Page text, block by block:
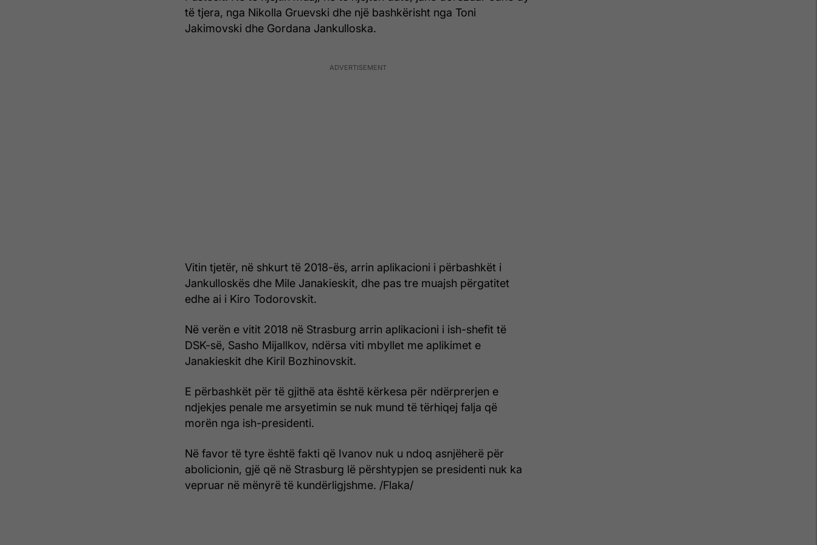
të tjera, nga Nikolla Gruevski dhe një bashkërisht nga Toni
Jakimovski dhe Gordana Jankulloska.
Vitin tjetër, në shkurt të 2018-ës, arrin aplikacioni i përbashkët i
Jankulloskës dhe Mile Janakieskit, dhe pas tre muajsh përgatitet
edhe ai i Kiro Todorovskit.
Në verën e vitit 2018 në Strasburg arrin aplikacioni i ish-shefit të
DSK-së, Sasho Mijallkov, ndërsa viti mbyllet me aplikimet e
Janakieskit dhe Kiril Bozhinovskit.
E përbashkët për të gjithë ata është kërkesa për ndërprerjen e
ndjekjes penale me arsyetimin se nuk mund të tërhiqej falja që
morën nga ish-presidenti.
Në favor të tyre është fakti që Ivanov nuk u ndoq asnjëherë për
abolicionin, gjë që në Strasburg lë përshtypjen se presidenti nuk ka
vepruar në mënyrë të kundërligjshme. /Flaka/